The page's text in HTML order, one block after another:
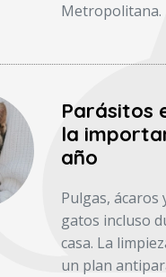
Metropolitana.
Parásitos
la
año
Pulgas,
gatos incluso
casa. La
un plan